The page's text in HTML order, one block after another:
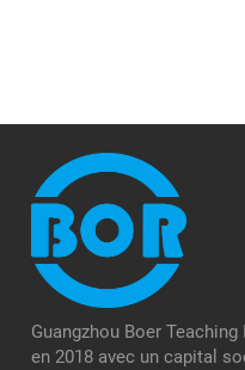
Guangzhou Boer
en 2018 avec un capital